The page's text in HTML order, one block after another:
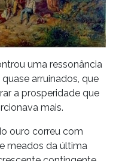
uma ressonância
arruinados, que
a prosperidade que
mais.
ouro correu com
meados da última